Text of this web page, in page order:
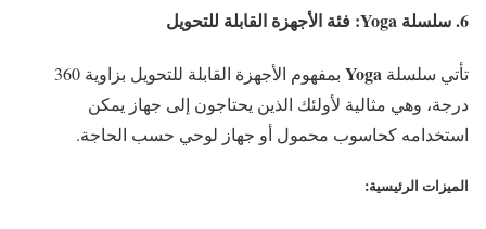
6. سلسلة Yoga: فئة الأجهزة القابلة للتحويل
تأتي سلسلة Yoga
بمفهوم الأجهزة القابلة للتحويل بزاوية 360
درجة، وهي مثالية لأولئك الذين يحتاجون إلى جهاز يمكن
استخدامه كحاسوب محمول أو جهاز لوحي حسب الحاجة.
الميزات الرئيسية: